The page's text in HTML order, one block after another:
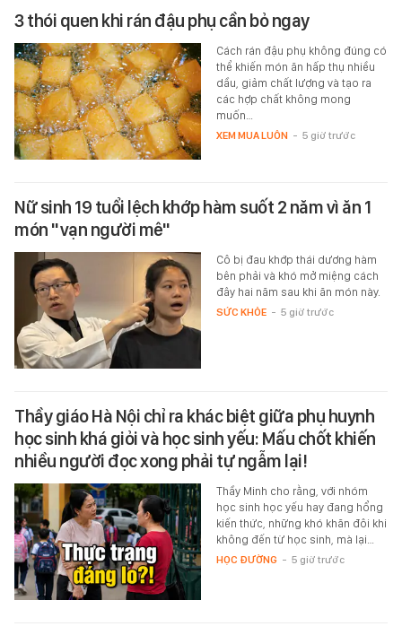
3 thói quen khi rán đậu phụ cần bỏ ngay
Cách rán đậu phụ không đúng có
thể khiến món ăn hấp thụ nhiều
dầu, giảm chất lượng và tạo ra
các hợp chất không mong
muốn…
XEM MUA LUÔN - 5 giờ trước
Nữ sinh 19 tuổi lệch khớp hàm suốt 2 năm vì ăn 1
món "vạn người mê"
Cô bị đau khớp thái dương hàm
bên phải và khó mở miệng cách
đây hai năm sau khi ăn món này.
SỨC KHỎE - 5 giờ trước
Thầy giáo Hà Nội chỉ ra khác biệt giữa phụ huynh
học sinh khá giỏi và học sinh yếu: Mấu chốt khiến
nhiều người đọc xong phải tự ngẫm lại!
Thầy Minh cho rằng, với nhóm
học sinh học yếu hay đang hổng
kiến thức, những khó khăn đôi khi
không đến từ học sinh, mà lại…
HỌC ĐƯỜNG - 5 giờ trước